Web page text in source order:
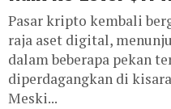
Pasar kripto kembali
raja aset digital,
dalam beberapa pekan
diperdagangkan di
Meski...